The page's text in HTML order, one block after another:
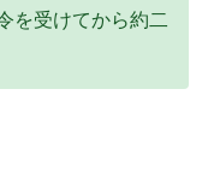
を受けてから約二